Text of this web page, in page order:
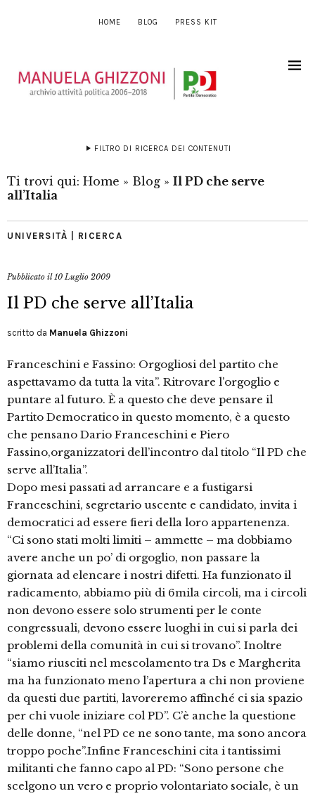
HOME BLOG PRESS KIT
FILTRO DI RICERCA DEI CONTENUTI
Ti trovi qui: Home » Blog » Il PD che serve
all’Italia
UNIVERSITÀ | RICERCA
Pubblicato il10 Luglio 2009
Il PD che serve all’Italia
scritto da Manuela Ghizzoni
Franceschini e Fassino: Orgogliosi del partito che
aspettavamo da tutta la vita”. Ritrovare l’orgoglio e
puntare al futuro. È a questo che deve pensare il
Partito Democratico in questo momento, è a questo
che pensano Dario Franceschini e Piero
Fassino,organizzatori dell’incontro dal titolo “Il PD che
serve all’Italia”.
Dopo mesi passati ad arrancare e a fustigarsi
Franceschini, segretario uscente e candidato, invita i
democratici ad essere fieri della loro appartenenza.
“Ci sono stati molti limiti – ammette – ma dobbiamo
avere anche un po’ di orgoglio, non passare la
giornata ad elencare i nostri difetti. Ha funzionato il
radicamento, abbiamo più di 6mila circoli, ma i circoli
non devono essere solo strumenti per le conte
congressuali, devono essere luoghi in cui si parla dei
problemi della comunità in cui si trovano”. Inoltre
“siamo riusciti nel mescolamento tra Ds e Margherita
ma ha funzionato meno l’apertura a chi non proviene
da questi due partiti, lavoreremo affinché ci sia spazio
per chi vuole iniziare col PD”. C’è anche la questione
delle donne, “nel PD ce ne sono tante, ma sono ancora
troppo poche”.Infine Franceschini cita i tantissimi
militanti che fanno capo al PD: “Sono persone che
scelgono un vero e proprio volontariato sociale, è un